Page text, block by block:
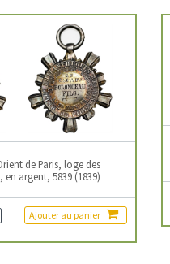
de Paris, loge des
argent, 5839 (1839)
Ajouter au panier